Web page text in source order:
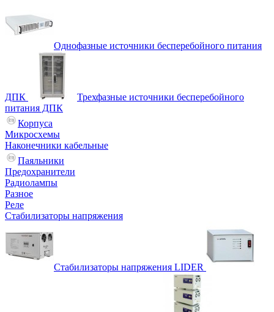
Однофазные источники бесперебойного питания
ДПК
Трехфазные источники бесперебойного
питания ДПК
Корпуса
Микросхемы
Наконечники кабельные
Паяльники
Предохранители
Радиолампы
Разное
Реле
Стабилизаторы напряжения
Стабилизаторы напряжения LIDER